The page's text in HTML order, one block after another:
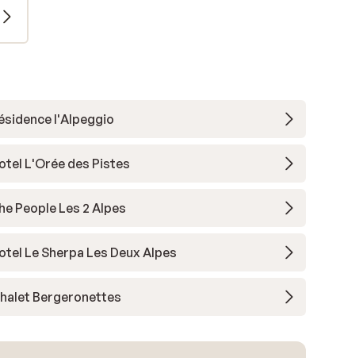
l'Alpeggio
L'Orée des Pistes
People Les 2 Alpes
Le Sherpa Les Deux Alpes
Bergeronettes